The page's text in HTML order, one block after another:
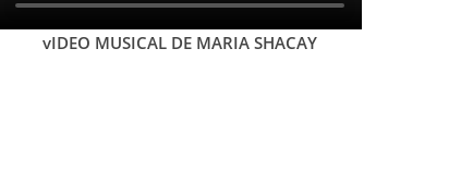
vIDEO MUSICAL DE MARIA SHACAY